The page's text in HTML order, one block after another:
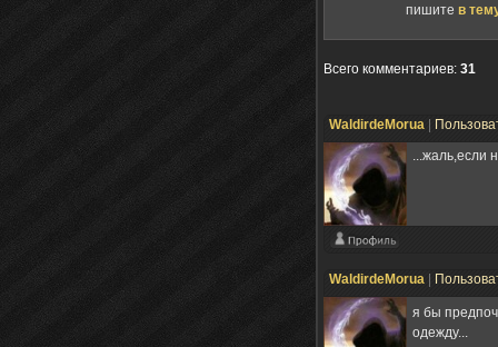
пишите в
Всего комментариев: 31
WaldirdeMorua
...жаль,если
WaldirdeMorua
я бы
одежду...